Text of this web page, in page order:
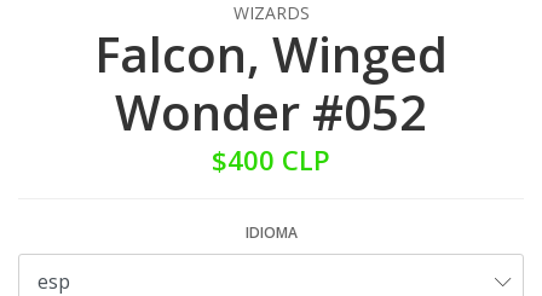
WIZARDS
Falcon, Winged
Wonder #052
$400 CLP
IDIOMA